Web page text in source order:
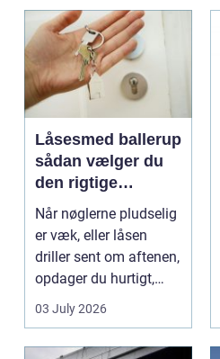
Låsesmed ballerup
sådan vælger du
den rigtige
låsepartner
Når nøglerne pludselig
er væk, eller låsen
driller sent om aftenen,
opdager du hurtigt,
hvor vigtig ...
03 July 2026